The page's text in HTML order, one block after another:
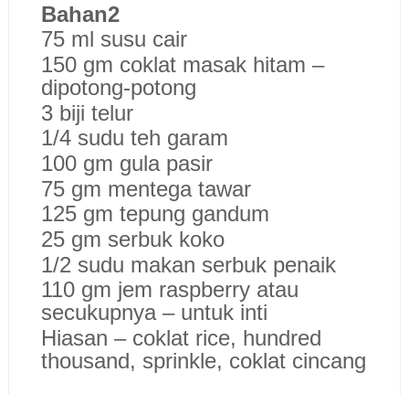
Bahan2
75 ml susu cair
150 gm coklat masak hitam –
dipotong-potong
3 biji telur
1/4 sudu teh garam
100 gm gula pasir
75 gm mentega tawar
125 gm tepung gandum
25 gm serbuk koko
1/2 sudu makan serbuk penaik
110 gm jem raspberry atau
secukupnya – untuk inti
Hiasan – coklat rice, hundred
thousand, sprinkle, coklat cincang